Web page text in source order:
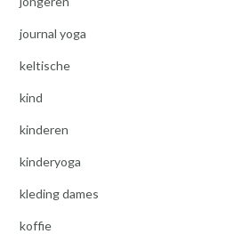
journal yoga
keltische
kind
kinderen
kinderyoga
kleding dames
koffie